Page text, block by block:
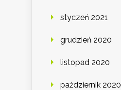
styczeń 2021
grudzień 2020
listopad 2020
październik 2020